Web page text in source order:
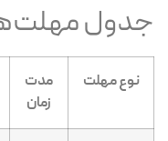
نوع مهلت
مدت
زمان